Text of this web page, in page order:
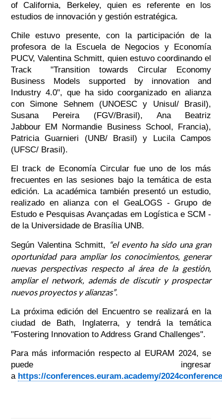
of California, Berkeley, quien es referente en los
estudios de innovación y gestión estratégica.
Chile estuvo presente, con la participación de la
profesora de la Escuela de Negocios y Economía
PUCV, Valentina Schmitt, quien estuvo coordinando el
Track "Transition towards Circular Economy
Business Models supported by innovation and
Industry 4.0", que ha sido coorganizado en alianza
con Simone Sehnem (UNOESC y Unisul/ Brasil),
Susana Pereira (FGV/Brasil), Ana Beatriz
Jabbour EM Normandie Business School, Francia),
Patricia Guarnieri (UNB/ Brasil) y Lucila Campos
(UFSC/ Brasil).
El track de Economía Circular fue uno de los más
frecuentes en las sesiones bajo la temática de esta
edición. La académica también presentó un estudio,
realizado en alianza con el GeaLOGS - Grupo de
Estudo e Pesquisas Avançadas em Logística e SCM -
de la Universidade de Brasília UNB.
Según Valentina Schmitt, “el evento ha sido una gran
oportunidad para ampliar los conocimientos, generar
nuevas perspectivas respecto al área de la gestión,
ampliar el network, además de discutir y prospectar
nuevos proyectos y alianzas”.
La próxima edición del Encuentro se realizará en la
ciudad de Bath, Inglaterra, y tendrá la temática
"Fostering Innovation to Address Grand Challenges".
Para más información respecto al EURAM 2024, se
puede ingresar
a https://conferences.euram.academy/